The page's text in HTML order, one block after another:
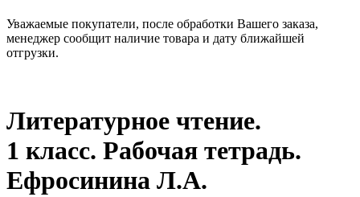
Уважаемые покупатели, после обработки Вашего заказа,
менеджер сообщит наличие товара и дату ближайшей
отгрузки.
Литературное чтение.
1 класс. Рабочая тетрадь.
Ефросинина Л.А.